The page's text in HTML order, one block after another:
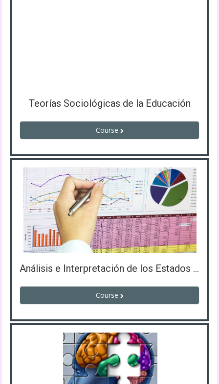
Teorías Sociológicas de la Educación
Course
Análisis e Interpretación de los Estados Financieros
Course